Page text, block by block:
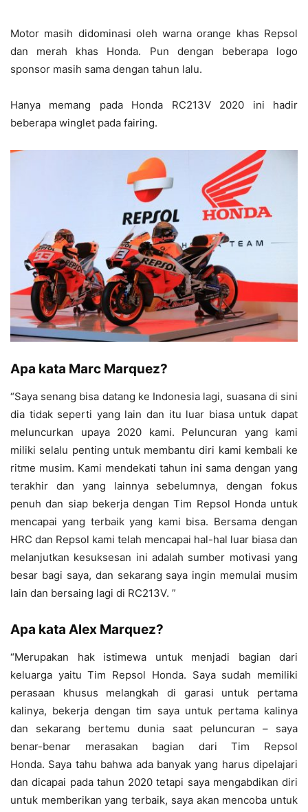
Motor masih didominasi oleh warna orange khas Repsol
dan merah khas Honda. Pun dengan beberapa logo
sponsor masih sama dengan tahun lalu.
Hanya memang pada Honda RC213V 2020 ini hadir
beberapa winglet pada fairing.
Apa kata Marc Marquez?
“Saya senang bisa datang ke Indonesia lagi, suasana di sini
dia tidak seperti yang lain dan itu luar biasa untuk dapat
meluncurkan upaya 2020 kami. Peluncuran yang kami
miliki selalu penting untuk membantu diri kami kembali ke
ritme musim. Kami mendekati tahun ini sama dengan yang
terakhir dan yang lainnya sebelumnya, dengan fokus
penuh dan siap bekerja dengan Tim Repsol Honda untuk
mencapai yang terbaik yang kami bisa. Bersama dengan
HRC dan Repsol kami telah mencapai hal-hal luar biasa dan
melanjutkan kesuksesan ini adalah sumber motivasi yang
besar bagi saya, dan sekarang saya ingin memulai musim
lain dan bersaing lagi di RC213V. ”
Apa kata Alex Marquez?
“Merupakan hak istimewa untuk menjadi bagian dari
keluarga yaitu Tim Repsol Honda. Saya sudah memiliki
perasaan khusus melangkah di garasi untuk pertama
kalinya, bekerja dengan tim saya untuk pertama kalinya
dan sekarang bertemu dunia saat peluncuran – saya
benar-benar merasakan bagian dari Tim Repsol
Honda. Saya tahu bahwa ada banyak yang harus dipelajari
dan dicapai pada tahun 2020 tetapi saya mengabdikan diri
untuk memberikan yang terbaik, saya akan mencoba untuk